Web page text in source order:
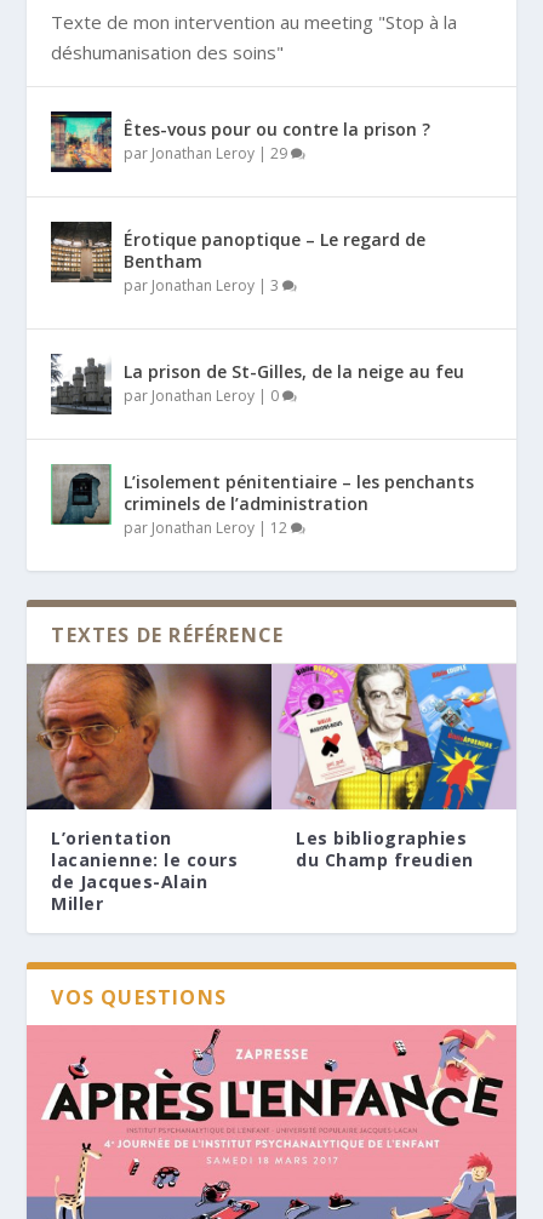
Texte de mon intervention au meeting "Stop à la
déshumanisation des soins"
Êtes-vous pour ou contre la prison ?
par Jonathan Leroy |29
Érotique panoptique – Le regard de
Bentham
par Jonathan Leroy |3
La prison de St-Gilles, de la neige au feu
par Jonathan Leroy | 0
L’isolement pénitentiaire – les penchants
criminels de l’administration
par Jonathan Leroy | 12
TEXTES DE RÉFÉRENCE
L’orientation
lacanienne: le cours
de Jacques-Alain
Miller
Les bibliographies
du Champ freudien
VOS QUESTIONS